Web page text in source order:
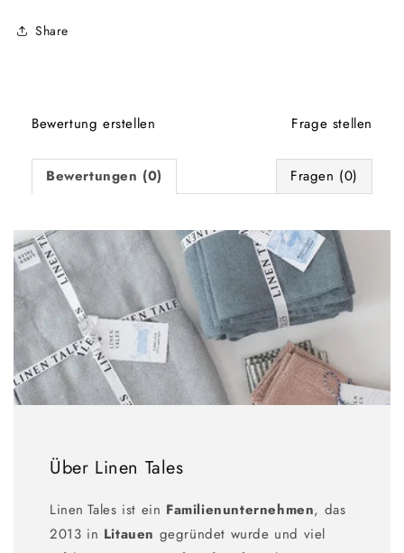
Share
Bewertung erstellen Frage stellen
Bewertungen (0) Fragen (0)
Über Linen Tales
Linen Tales ist ein Familienunternehmen, das
2013 in Litauen gegründet wurde und viel